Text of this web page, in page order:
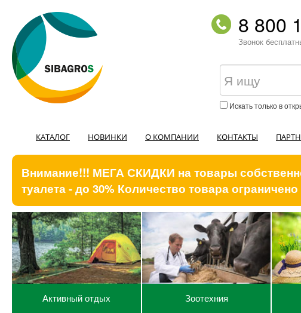
8 800
Звонок
Искать только в
КАТАЛОГ НОВИНКИ О КОМПАНИИ КОНТАКТЫ
Внимание!!! МЕГА СКИДКИ на товары
туалета - до 30% Количество товара
Активный отдых Зоотехния